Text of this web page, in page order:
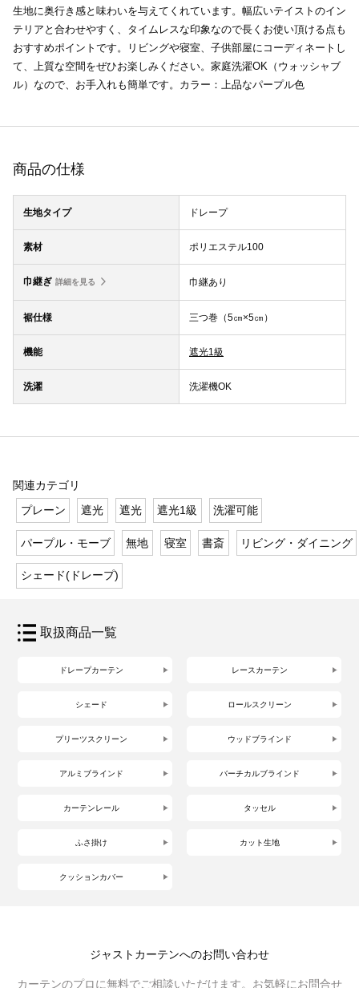
生地に奥行き感と味わいを与えてくれています。幅広いテイストのイン
テリアと合わせやすく、タイムレスな印象なので長くお使い頂ける点も
おすすめポイントです。リビングや寝室、子供部屋にコーディネートし
て、上質な空間をぜひお楽しみください。家庭洗濯OK（ウォッシャブ
ル）なので、お手入れも簡単です。カラー：上品なパープル色
商品の仕様
生地タイプ ドレープ
素材 ポリエステル100
巾継ぎ 詳細を見る 巾継あり
裾仕様 三つ巻（5㎝×5㎝）
機能 遮光1級
洗濯 洗濯機OK
関連カテゴリ
プレーン
遮光 遮光 遮光1級 洗濯可能
パープル・モーブ 無地 寝室 書斎 リビング・ダイニング
シェード(ドレープ)
取扱商品一覧
ドレープカーテン レースカーテン
シェード ロールスクリーン
プリーツスクリーン ウッドブラインド
アルミブラインド バーチカルブラインド
カーテンレール タッセル
ふさ掛け カット生地
クッションカバー
ジャストカーテンへのお問い合わせ
カーテンのプロに無料でご相談いただけます。お気軽にお問合せ